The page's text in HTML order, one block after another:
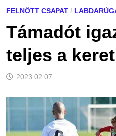
FELNŐTT CSAPAT/
Támadót
teljes a keret
2023.02.07.